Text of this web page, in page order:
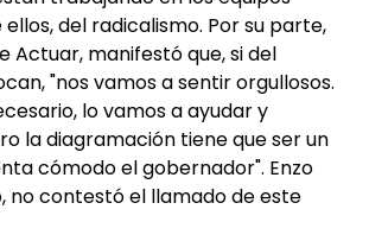
del radicalismo. Por su parte,
Actuar, manifestó que, si del
"nos vamos a sentir orgullosos.
lo vamos a ayudar y
la diagramación tiene que ser un
cómodo el gobernador". Enzo
no contestó el llamado de este